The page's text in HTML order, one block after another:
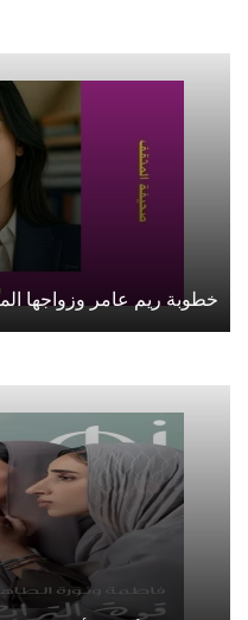
خطوبة ريم عامر وزواجها